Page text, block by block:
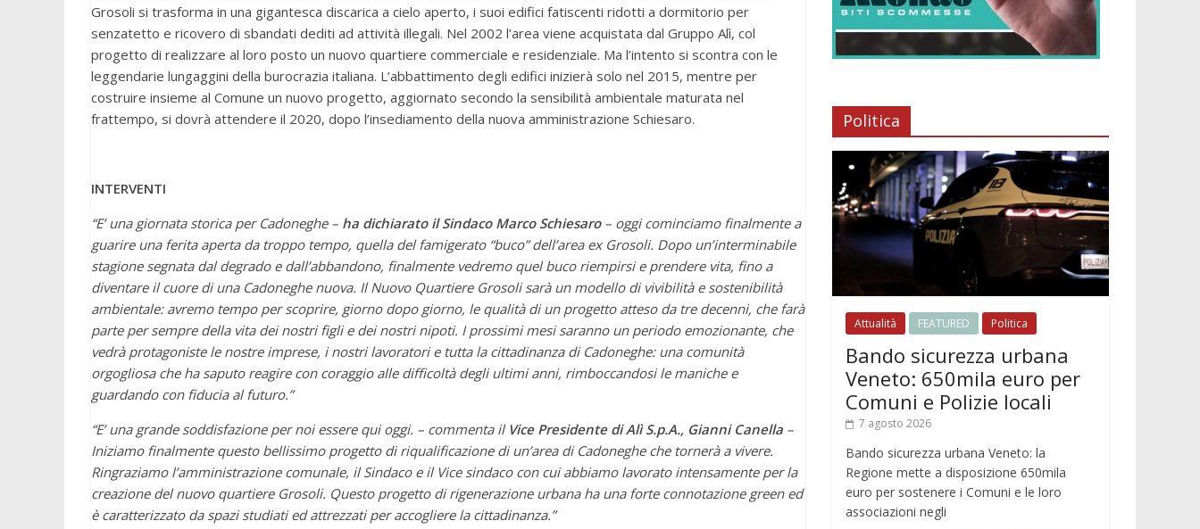
Grosoli si trasforma in una gigantesca discarica a cielo aperto, i suoi edifici fatiscenti ridotti a dormitorio per
senzatetto e ricovero di sbandati dediti ad attività illegali. Nel 2002 l’area viene acquistata dal Gruppo Alì, col
progetto di realizzare al loro posto un nuovo quartiere commerciale e residenziale. Ma l’intento si scontra con le
leggendarie lungaggini della burocrazia italiana. L’abbattimento degli edifici inizierà solo nel 2015, mentre per
costruire insieme al Comune un nuovo progetto, aggiornato secondo la sensibilità ambientale maturata nel
frattempo, si dovrà attendere il 2020, dopo l’insediamento della nuova amministrazione Schiesaro.
INTERVENTI
“E’ una giornata storica per Cadoneghe – ha dichiarato il Sindaco Marco Schiesaro– oggi cominciamo finalmente a
guarire una ferita aperta da troppo tempo, quella del famigerato “buco” dell’area ex Grosoli. Dopo un’interminabile
stagione segnata dal degrado e dall’abbandono, finalmente vedremo quel buco riempirsi e prendere vita, fino a
diventare il cuore di una Cadoneghe nuova. Il Nuovo Quartiere Grosoli sarà un modello di vivibilità e sostenibilità
ambientale: avremo tempo per scoprire, giorno dopo giorno, le qualità di un progetto atteso da tre decenni, che farà
parte per sempre della vita dei nostri figli e dei nostri nipoti. I prossimi mesi saranno un periodo emozionante, che
vedrà protagoniste le nostre imprese, i nostri lavoratori e tutta la cittadinanza di Cadoneghe: una comunità
orgogliosa che ha saputo reagire con coraggio alle difficoltà degli ultimi anni, rimboccandosi le maniche e
guardando con fiducia al futuro.”
“E’ una grande soddisfazione per noi essere qui oggi. – commenta ilVice Presidente di Alì S.p.A., Gianni Canella –
Iniziamo finalmente questo bellissimo progetto di riqualificazione di un’area di Cadoneghe che tornerà a vivere.
Ringraziamo l’amministrazione comunale, il Sindaco e il Vice sindaco con cui abbiamo lavorato intensamente per la
creazione del nuovo quartiere Grosoli. Questo progetto di rigenerazione urbana ha una forte connotazione green ed
è caratterizzato da spazi studiati ed attrezzati per accogliere la cittadinanza.”
Politica
Attualità FEATURED Politica
Bando sicurezza urbana
Veneto: 650mila euro per
Comuni e Polizie locali
7 agosto 2026
Bando sicurezza urbana Veneto: la
Regione mette a disposizione 650mila
euro per sostenere i Comuni e le loro
associazioni negli